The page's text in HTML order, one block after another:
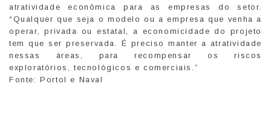
atratividade econômica para as empresas do setor.
“Qualquer que seja o modelo ou a empresa que venha a
operar, privada ou estatal, a economicidade do projeto
tem que ser preservada. É preciso manter a atratividade
nessas áreas, para recompensar os riscos
exploratórios, tecnológicos e comerciais.”
Fonte: Portol e Naval